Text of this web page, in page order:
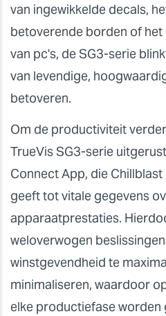
van ingewikkelde decals,
betoverende borden of
van pc's, de SG3-serie
van levendige,
betoveren.
Om de productiviteit
TrueVis SG3-serie
Connect App, die
geeft tot vitale gegevens
apparaatprestaties.
weloverwogen
winstgevendheid te
minimaliseren, waardoor
elke productiefase worden